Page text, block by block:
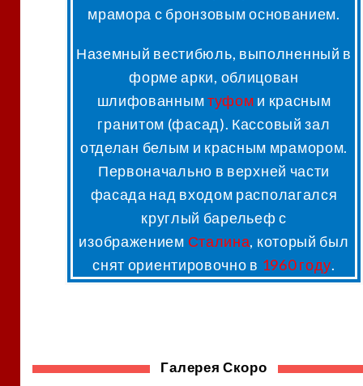
мрамора с бронзовым основанием.
Наземный вестибюль, выполненный в
форме арки, облицован
шлифованнымтуфом и красным
гранитом (фасад). Кассовый зал
отделан белым и красным мрамором.
Первоначально в верхней части
фасада над входом располагался
круглый барельеф с
изображением Сталина, который был
снят ориентировочно в 1960 году.
Галерея Скоро